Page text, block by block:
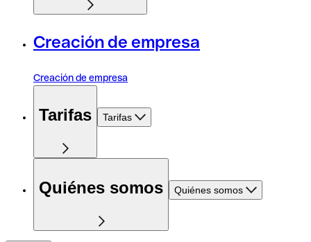
Creación de empresa
Creación de empresa
Tarifas Tarifas
Quiénes somos Quiénes somos